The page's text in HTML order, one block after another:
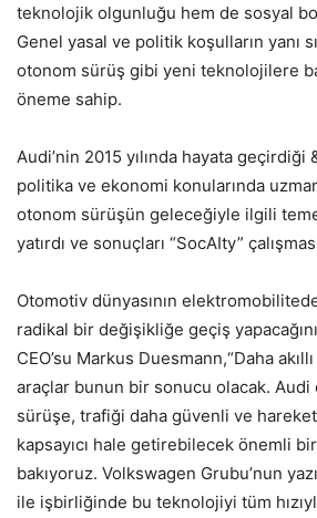
teknolojik olgunluğu hem de sosyal
Genel yasal ve politik koşulların yanı
otonom sürüş gibi yeni teknolojilere
öneme sahip.
Audi’nin 2015 yılında hayata geçirdiği
politika ve ekonomi konularında
otonom sürüşün geleceğiyle ilgili
yatırdı ve sonuçları “SocAIty”
Otomotiv dünyasının
radikal bir değişikliğe geçiş
CEO’su Markus Duesmann,“Daha
araçlar bunun bir sonucu olacak. Audi
sürüşe, trafiği daha güvenli ve
kapsayıcı hale getirebilecek önemli
bakıyoruz. Volkswagen Grubu’nun
ile işbirliğinde bu teknolojiyi tüm